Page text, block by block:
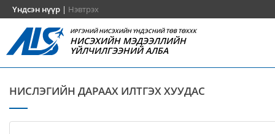
Үндсэн нүүр | Нэвтрэх
ИРГЭНИЙ НИСЭХИЙН ҮНДЭСНИЙ ТӨВ ТӨХХК
НИСЭХИЙН МЭДЭЭЛЛИЙН
ҮЙЛЧИЛГЭЭНИЙ АЛБА
НИСЛЭГИЙН ДАРААХ ИЛТГЭХ ХУУДАС